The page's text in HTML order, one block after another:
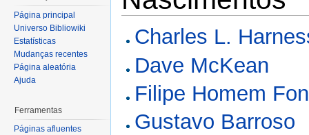
Charles L.
Dave McKean
Filipe Homem
Gustavo Barroso
Página principal
Universo Bibliowiki
Estatísticas
Mudanças recentes
Página aleatória
Ajuda
Ferramentas
Páginas afluentes